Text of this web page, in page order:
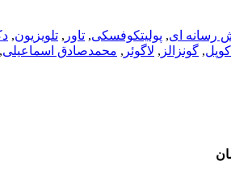
رسانه ای, پولیتکوفسکی, تاور , تلویزیون,
کوپل, گونزالز , لاگوئر , محمدصادق اسماعیلی,